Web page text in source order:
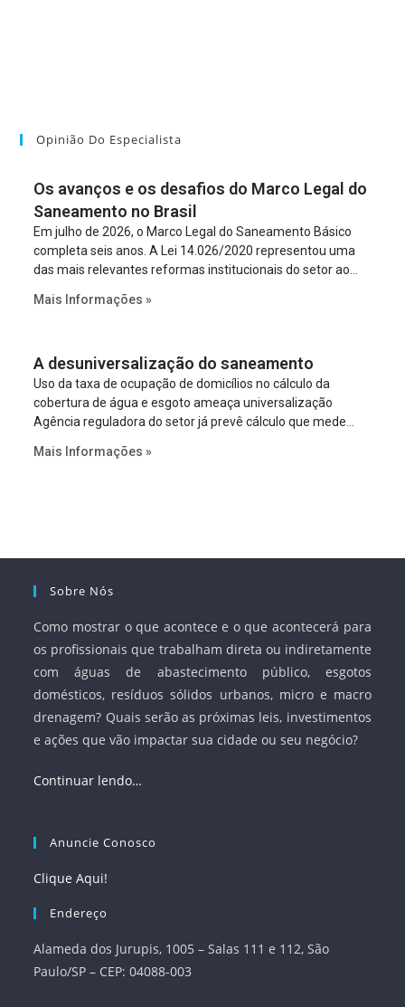
Opinião Do Especialista
Os avanços e os desafios do Marco Legal do
Saneamento no Brasil
Em julho de 2026, o Marco Legal do Saneamento Básico
completa seis anos. A Lei 14.026/2020 representou uma
das mais relevantes reformas institucionais do setor ao
serviços, ampliar a participação da iniciativa privada,
à segurança jurídica dos contratos.
Mais Informações »
A desuniversalização do saneamento
Uso da taxa de ocupação de domicílios no cálculo da
cobertura de água e esgoto ameaça universalização
Agência reguladora do setor já prevê cálculo que mede
Mais Informações »
Sobre Nós
Como mostrar o que acontece e o que acontecerá para
os profissionais que trabalham direta ou indiretamente
com águas de abastecimento público, esgotos
domésticos, resíduos sólidos urbanos, micro e macro
drenagem? Quais serão as próximas leis, investimentos
e ações que vão impactar sua cidade ou seu negócio?
Continuar lendo…
Anuncie Conosco
Clique Aqui!
Endereço
Alameda dos Jurupis, 1005 – Salas 111 e 112, São
Paulo/SP – CEP: 04088-003